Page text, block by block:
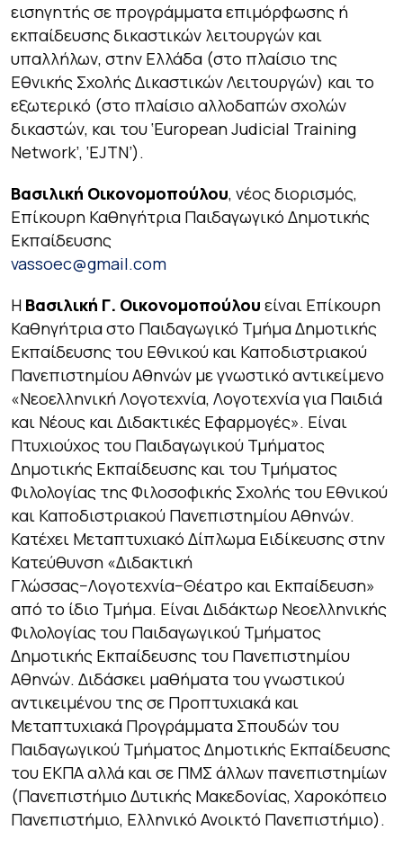
εισηγητής σε προγράμματα επιμόρφωσης ή
εκπαίδευσης δικαστικών λειτουργών και
υπαλλήλων, στην Ελλάδα (στο πλαίσιο της
Εθνικής Σχολής Δικαστικών Λειτουργών) και το
εξωτερικό (στο πλαίσιο αλλοδαπών σχολών
δικαστών, και του ‘European Judicial Training
Network’, ‘EJTN’).
Βασιλική Οικονομοπούλου, νέος διορισμός,
Επίκουρη Καθηγήτρια Παιδαγωγικό Δημοτικής
Εκπαίδευσης
vassoec@gmail.com
Η Βασιλική Γ. Οικονομοπούλου είναι Επίκουρη
Καθηγήτρια στο Παιδαγωγικό Τμήμα Δημοτικής
Εκπαίδευσης του Εθνικού και Καποδιστριακού
Πανεπιστημίου Αθηνών με γνωστικό αντικείμενο
«Νεοελληνική Λογοτεχνία, Λογοτεχνία για Παιδιά
και Νέους και Διδακτικές Εφαρμογές». Είναι
Πτυχιούχος του Παιδαγωγικού Τμήματος
Δημοτικής Εκπαίδευσης και του Τμήματος
Φιλολογίας της Φιλοσοφικής Σχολής του Εθνικού
και Καποδιστριακού Πανεπιστημίου Αθηνών.
Κατέχει Μεταπτυχιακό Δίπλωμα Ειδίκευσης στην
Κατεύθυνση «Διδακτική
Γλώσσας−Λογοτεχνία−Θέατρο και Εκπαίδευση»
από το ίδιο Τμήμα. Είναι Διδάκτωρ Νεοελληνικής
Φιλολογίας του Παιδαγωγικού Τμήματος
Δημοτικής Εκπαίδευσης του Πανεπιστημίου
Αθηνών. Διδάσκει μαθήματα του γνωστικού
αντικειμένου της σε Προπτυχιακά και
Μεταπτυχιακά Προγράμματα Σπουδών του
Παιδαγωγικού Τμήματος Δημοτικής Εκπαίδευσης
του ΕΚΠΑ αλλά και σε ΠΜΣ άλλων πανεπιστημίων
(Πανεπιστήμιο Δυτικής Μακεδονίας, Χαροκόπειο
Πανεπιστήμιο, Ελληνικό Ανοικτό Πανεπιστήμιο).